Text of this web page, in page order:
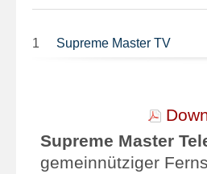
1 Supreme Master TV
Supreme Master
gemeinnütziger